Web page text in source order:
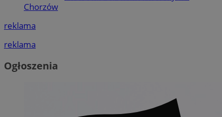
Chorzów
reklama
reklama
Ogłoszenia